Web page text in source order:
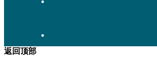
返回顶部